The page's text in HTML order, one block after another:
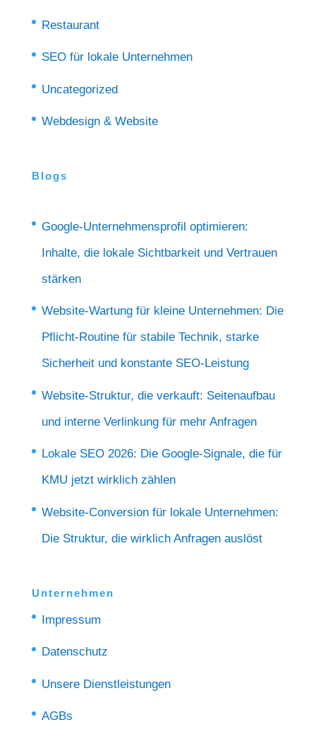
Restaurant
SEO für lokale Unternehmen
Uncategorized
Webdesign & Website
Blogs
Google-Unternehmensprofil optimieren:
Inhalte, die lokale Sichtbarkeit und Vertrauen
stärken
Website-Wartung für kleine Unternehmen: Die
Pflicht-Routine für stabile Technik, starke
Sicherheit und konstante SEO-Leistung
Website-Struktur, die verkauft: Seitenaufbau
und interne Verlinkung für mehr Anfragen
Lokale SEO 2026: Die Google‑Signale, die für
KMU jetzt wirklich zählen
Website-Conversion für lokale Unternehmen:
Die Struktur, die wirklich Anfragen auslöst
Unternehmen
Impressum
Datenschutz
Unsere Dienstleistungen
AGBs